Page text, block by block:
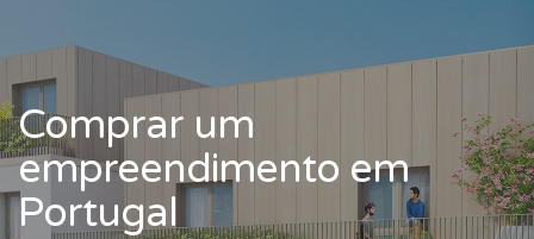
Comprar um
empreendimento em
Portugal